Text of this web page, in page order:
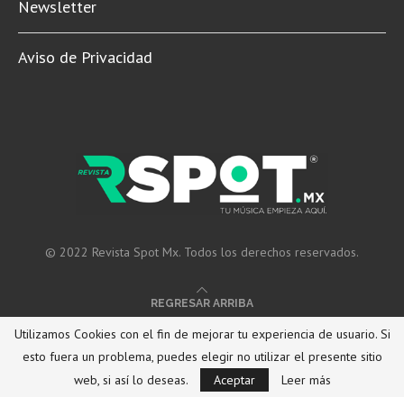
Newsletter
Aviso de Privacidad
© 2022 Revista Spot Mx. Todos los derechos reservados.
REGRESAR ARRIBA
Utilizamos Cookies con el fin de mejorar tu experiencia de usuario. Si
esto fuera un problema, puedes elegir no utilizar el presente sitio
web, si así lo deseas.
Aceptar Leer más